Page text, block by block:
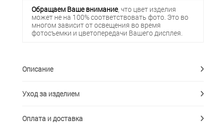
Обращаем Ваше внимание, что цвет изделия
может не на 100% соответствовать фото. Это во
многом зависит от освещения во время
фотосъемки и цветопередачи Вашего дисплея.
Описание
Уход за изделием
Оплата и доставка